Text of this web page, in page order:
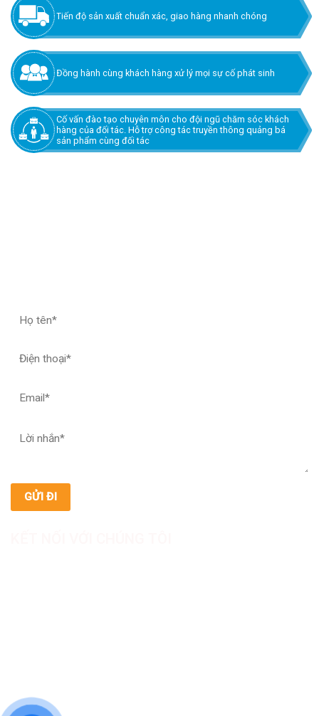
Tiến độ sản xuất chuẩn xác, giao hàng nhanh chóng
Đồng hành cùng khách hàng xử lý mọi sự cố phát sinh
Cố vấn đào tạo chuyên môn cho đội ngũ chăm sóc khách
hàng của đối tác. Hỗ trợ công tác truyền thông quảng bá
sản phẩm cùng đối tác
Quận Bình Thạnh, TP.HCM